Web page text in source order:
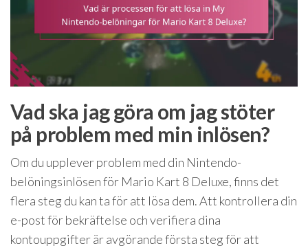
Vad ska jag göra om jag stöter
på problem med min inlösen?
Om du upplever problem med din Nintendo-
belöningsinlösen för Mario Kart 8 Deluxe, finns det
flera steg du kan ta för att lösa dem. Att kontrollera din
e-post för bekräftelse och verifiera dina
kontouppgifter är avgörande första steg för att